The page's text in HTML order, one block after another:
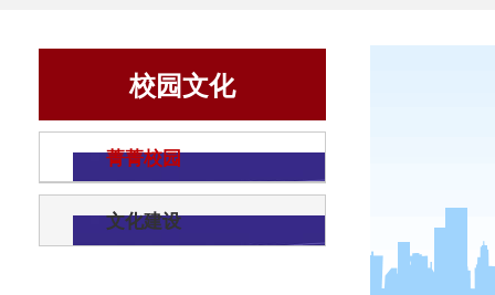
校园文化
菁菁校园
文化建设
30日